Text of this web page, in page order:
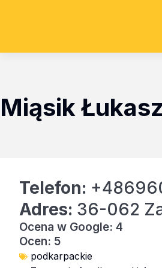
Miąsik
Telefon:
Adres: 36-062
Ocena w Google: 4
Ocen: 5
podkarpackie